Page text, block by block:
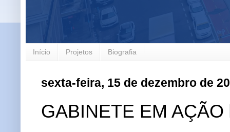
Início Projetos Biografia
sexta-feira, 15 de dezembro de
GABINETE EM